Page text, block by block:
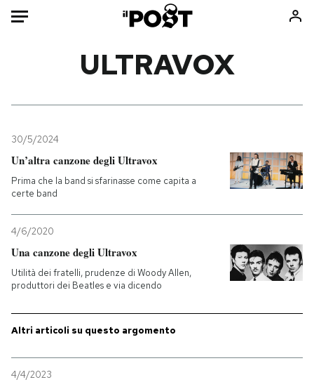
Mondo
Politica
Tecnologia
Internet
Scienza
Economia
Sport
Consumismi
Storie/Idee
Media
Mondiali calcio 2026
ULTRAVOX
30/5/2024
Un’altra canzone degli Ultravox
Prima che la band si sfarinasse come capita a
certe band
4/6/2020
Una canzone degli Ultravox
Utilità dei fratelli, prudenze di Woody Allen,
produttori dei Beatles e via dicendo
Altri articoli su questo argomento
4/4/2023